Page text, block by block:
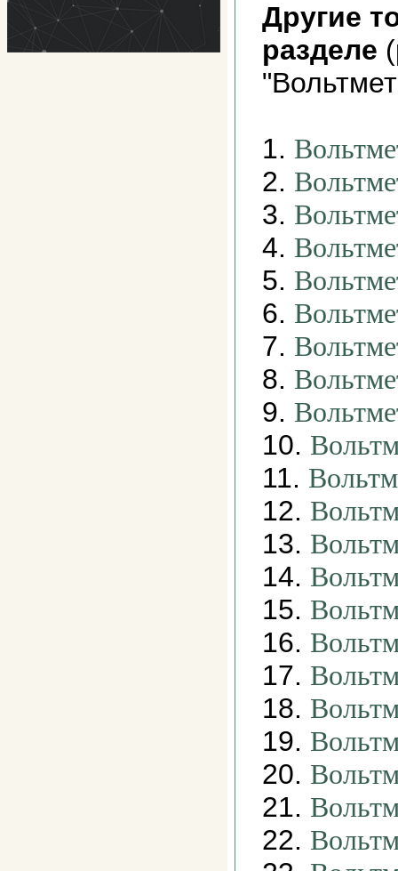
Другие
разделе
1.
2.
3.
4.
5.
6.
7.
8.
9.
10.
11.
12.
13.
14.
15.
16.
17.
18.
19.
20.
21.
22.